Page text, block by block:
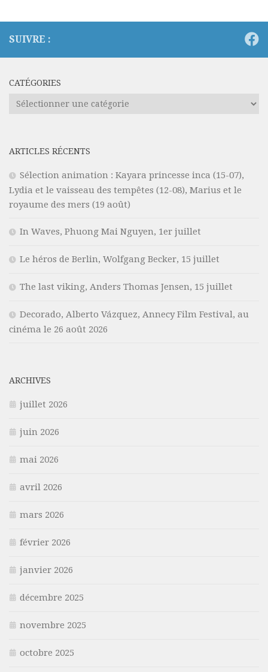
SUIVRE :
CATÉGORIES
Catégories
ARTICLES RÉCENTS
Sélection animation : Kayara princesse inca (15-07),
Lydia et le vaisseau des tempêtes (12-08), Marius et le
royaume des mers (19 août)
In Waves, Phuong Mai Nguyen, 1er juillet
Le héros de Berlin, Wolfgang Becker, 15 juillet
The last viking, Anders Thomas Jensen, 15 juillet
Decorado, Alberto Vázquez, Annecy Film Festival, au
cinéma le 26 août 2026
ARCHIVES
juillet 2026
juin 2026
mai 2026
avril 2026
mars 2026
février 2026
janvier 2026
décembre 2025
novembre 2025
octobre 2025